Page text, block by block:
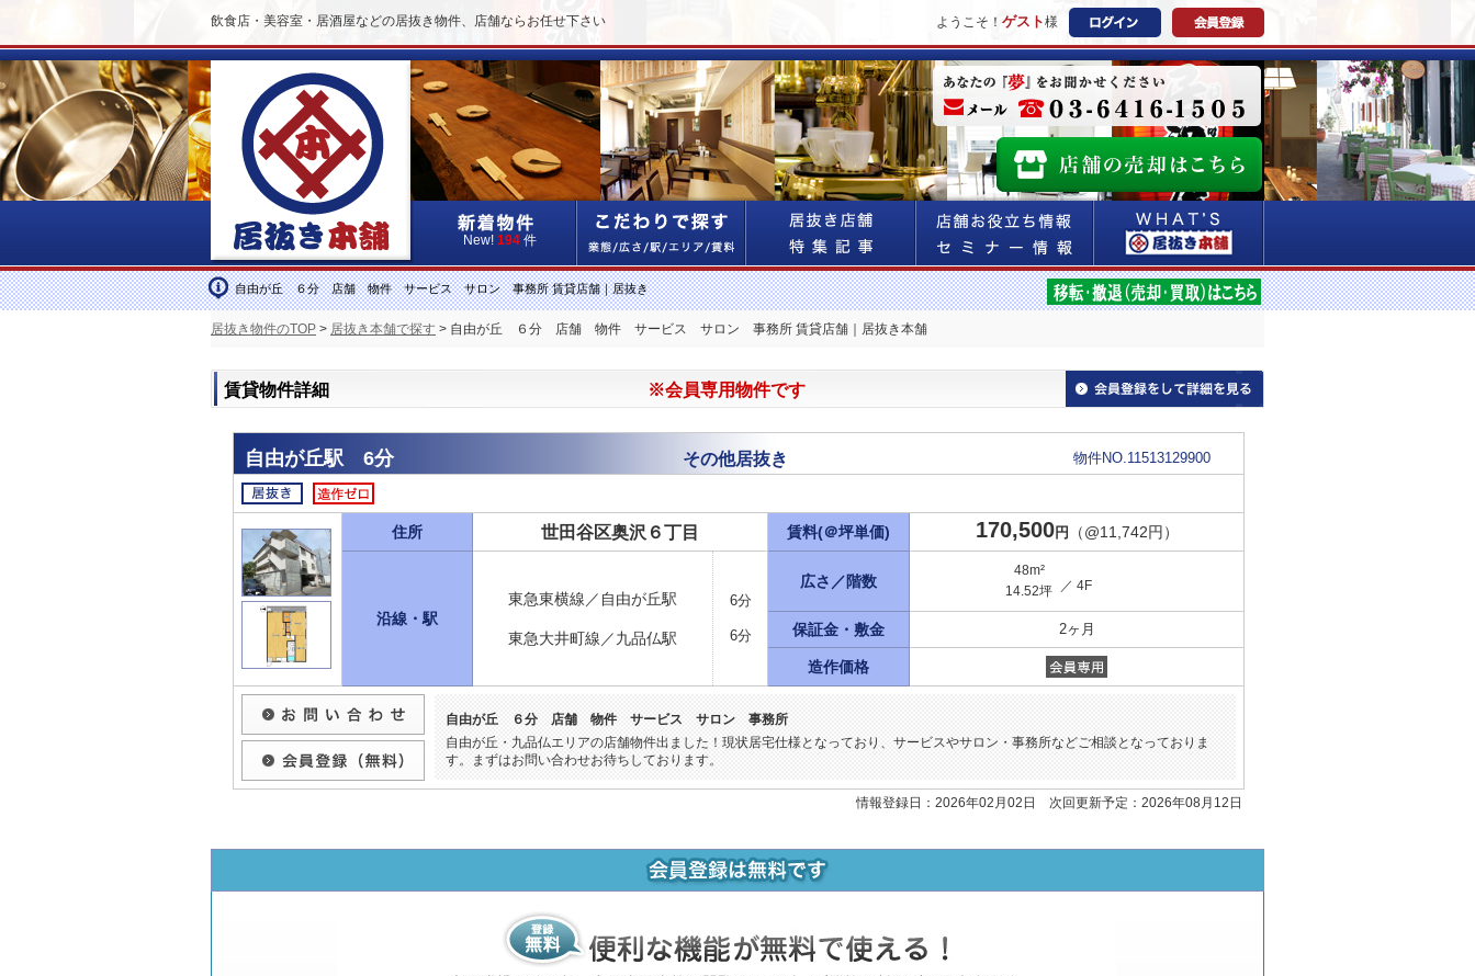
飲食店・美容室・居酒屋などの居抜き物件、店舗ならお任せ下さい ようこそ！ ゲスト様
New! 194 件
自由が丘 ６分 店舗 物件 サービス サロン 事務所 賃貸店舗｜居抜き
居抜き物件のTOP > 居抜き本舗で探す > 自由が丘 ６分 店舗 物件 サービス サロン 事務所 賃貸店舗｜居抜き本舗
賃貸物件詳細 ※会員専用物件です
自由が丘駅 6分 その他居抜き 物件NO.11513129900
住所 世田谷区奥沢６丁目 賃料(＠坪単価) 170,500円 （@11,742円）
沿線・駅
東急東横線／自由が丘駅
東急大井町線／九品仏駅
6分
6分
広さ／階数
48m²
14.52坪
／ 4F
保証金・敷金 2ヶ月
造作価格
自由が丘 ６分 店舗 物件 サービス サロン 事務所
自由が丘・九品仏エリアの店舗物件出ました！現状居宅仕様となっており、サービスやサロン・事務所などご相談となっておりま
す。まずはお問い合わせお待ちしております。
情報登録日：2026年02月02日 次回更新予定：2026年08月12日